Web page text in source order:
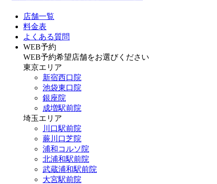
店舗一覧
料金表
よくある質問
WEB予約
WEB予約希望店舗をお選びください
東京エリア
新宿西口院
池袋東口院
銀座院
成増駅前院
埼玉エリア
川口駅前院
蕨川口芝院
浦和コルソ院
北浦和駅前院
武蔵浦和駅前院
大宮駅前院